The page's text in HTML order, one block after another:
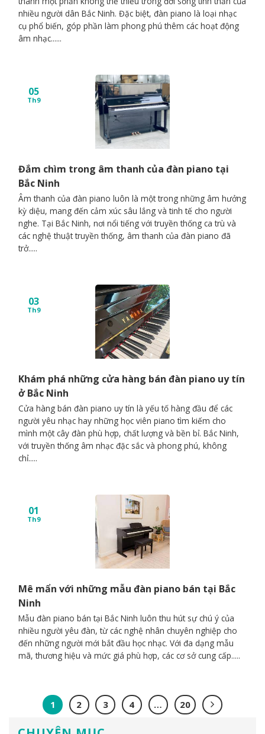
nhiều người dân Bắc Ninh. Đặc biệt, đàn piano là loại nhạc
cụ phổ biến, góp phần làm phong phú thêm các hoạt động
âm nhạc......
Đắm chìm trong âm thanh của đàn piano tại
Bắc Ninh
Âm thanh của đàn piano luôn là một trong những âm hưởng
kỳ diệu, mang đến cảm xúc sâu lắng và tinh tế cho người
nghe. Tại Bắc Ninh, nơi nổi tiếng với truyền thống ca trù và
các nghệ thuật truyền thống, âm thanh của đàn piano đã
trở.....
05
Th9
Khám phá những cửa hàng bán đàn piano uy tín
ở Bắc Ninh
Cửa hàng bán đàn piano uy tín là yếu tố hàng đầu để các
người yêu nhạc hay những học viên piano tìm kiếm cho
mình một cây đàn phù hợp, chất lượng và bền bỉ. Bắc Ninh,
với truyền thống âm nhạc đặc sắc và phong phú, không
chỉ.....
03
Th9
Mê mẩn với những mẫu đàn piano bán tại Bắc
Ninh
Mẫu đàn piano bán tại Bắc Ninh luôn thu hút sự chú ý của
nhiều người yêu đàn, từ các nghệ nhân chuyên nghiệp cho
đến những người mới bắt đầu học nhạc. Với đa dạng mẫu
mã, thương hiệu và mức giá phù hợp, các cơ sở cung cấp.....
01
Th9
1 2 3 4 … 20